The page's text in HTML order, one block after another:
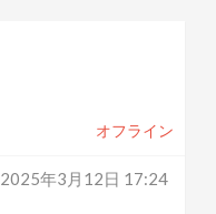
オフライン
2025年3月12日 17:24